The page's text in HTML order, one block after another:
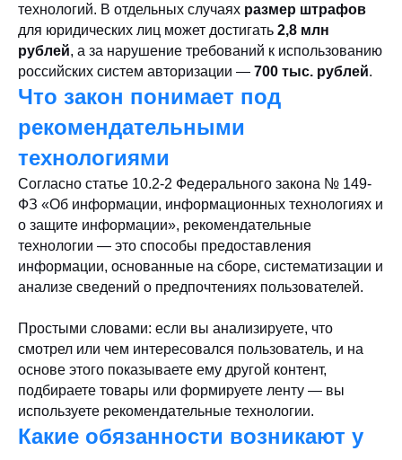
технологий. В отдельных случаях размер штрафов
для юридических лиц может достигать 2,8 млн
рублей, а за нарушение требований к использованию
российских систем авторизации — 700 тыс. рублей.
Что закон понимает под
рекомендательными
технологиями
Согласно статье 10.2-2 Федерального закона № 149-
ФЗ «Об информации, информационных технологиях и
о защите информации», рекомендательные
технологии — это способы предоставления
информации, основанные на сборе, систематизации и
анализе сведений о предпочтениях пользователей.
Простыми словами: если вы анализируете, что
смотрел или чем интересовался пользователь, и на
основе этого показываете ему другой контент,
подбираете товары или формируете ленту — вы
используете рекомендательные технологии.
Какие обязанности возникают у